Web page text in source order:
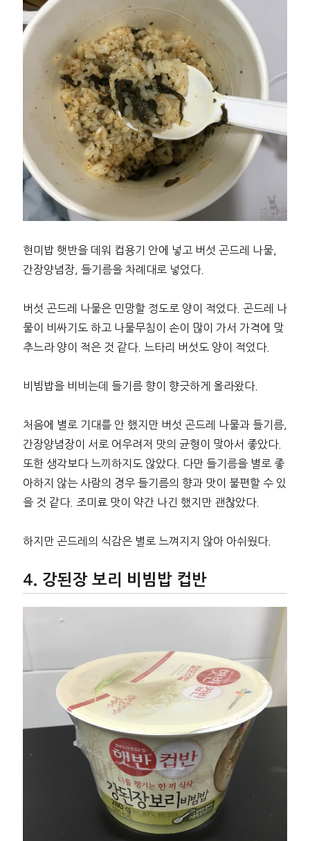
현미밥 햇반을 데워 컵용기 안에 넣고 버섯 곤드레 나물,
간장양념장, 들기름을 차례대로 넣었다.
버섯 곤드레 나물은 민망할 정도로 양이 적었다. 곤드레 나
물이 비싸기도 하고 나물무침이 손이 많이 가서 가격에 맞
추느라 양이 적은 것 같다. 느타리 버섯도 양이 적었다.
비빔밥을 비비는데 들기름 향이 향긋하게 올라왔다.
처음에 별로 기대를 안 했지만 버섯 곤드레 나물과 들기름,
간장양념장이 서로 어우려저 맛의 균형이 맞아서 좋았다.
또한 생각보다 느끼하지도 않았다. 다만 들기름을 별로 좋
아하지 않는 사람의 경우 들기름의 향과 맛이 불편할 수 있
을 것 같다. 조미료 맛이 약간 나긴 했지만 괜찮았다.
하지만 곤드레의 식감은 별로 느껴지지 않아 아쉬웠다.
강된장 보리 비빔밥 컵반